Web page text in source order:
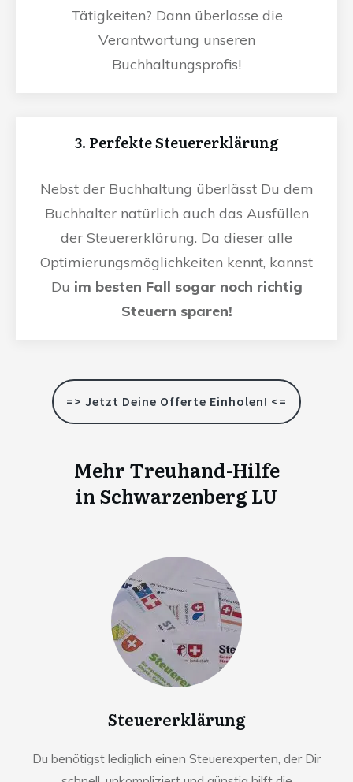
Tätigkeiten? Dann überlasse die
Verantwortung unseren
Buchhaltungsprofis!
3. Perfekte Steuererklärung
Nebst der Buchhaltung überlässt Du dem
Buchhalter natürlich auch das Ausfüllen
der Steuererklärung. Da dieser alle
Optimierungsmöglichkeiten kennt, kannst
Du im besten Fall sogar noch richtig
Steuern sparen!
=> Jetzt Deine Offerte Einholen! <=
Mehr Treuhand-Hilfe
in Schwarzenberg LU
Steuererklärung
Du benötigst lediglich einen Steuerexperten, der Dir